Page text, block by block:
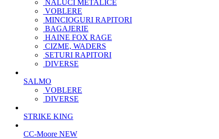
NALUCI METALICE
VOBLERE
MINCIOGURI RAPITORI
BAGAJERIE
HAINE FOX RAGE
CIZME, WADERS
SETURI RAPITORI
DIVERSE
SALMO
VOBLERE
DIVERSE
STRIKE KING
CC-Moore NEW